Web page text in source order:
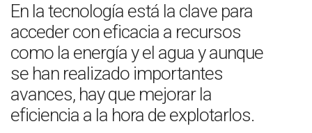
En la tecnología está la clave para
acceder con eficacia a recursos
como la energía y el agua y aunque
se han realizado importantes
avances, hay que mejorar la
eficiencia a la hora de explotarlos.